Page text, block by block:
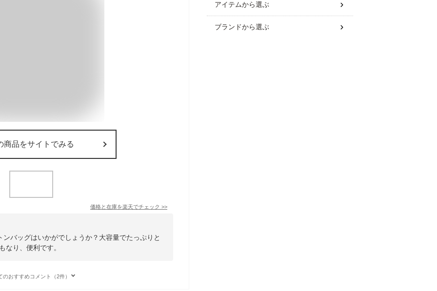
商品をサイトでみる
価格と在庫を楽天でチェック >>
バッグはいかがでしょうか？大容量でたっぷりと
なり、便利です。
のおすすめコメント（2件）
アイテムから選ぶ
ブランドから選ぶ